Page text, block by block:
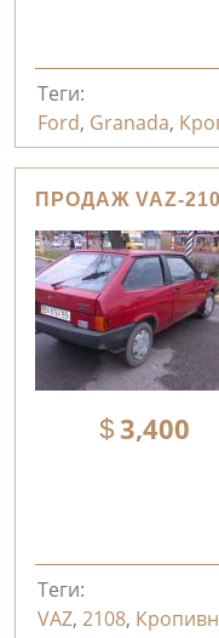
Теги:
Ford, Granada,
ПРОДАЖ VAZ-
3,400
Теги:
VAZ, 2108,